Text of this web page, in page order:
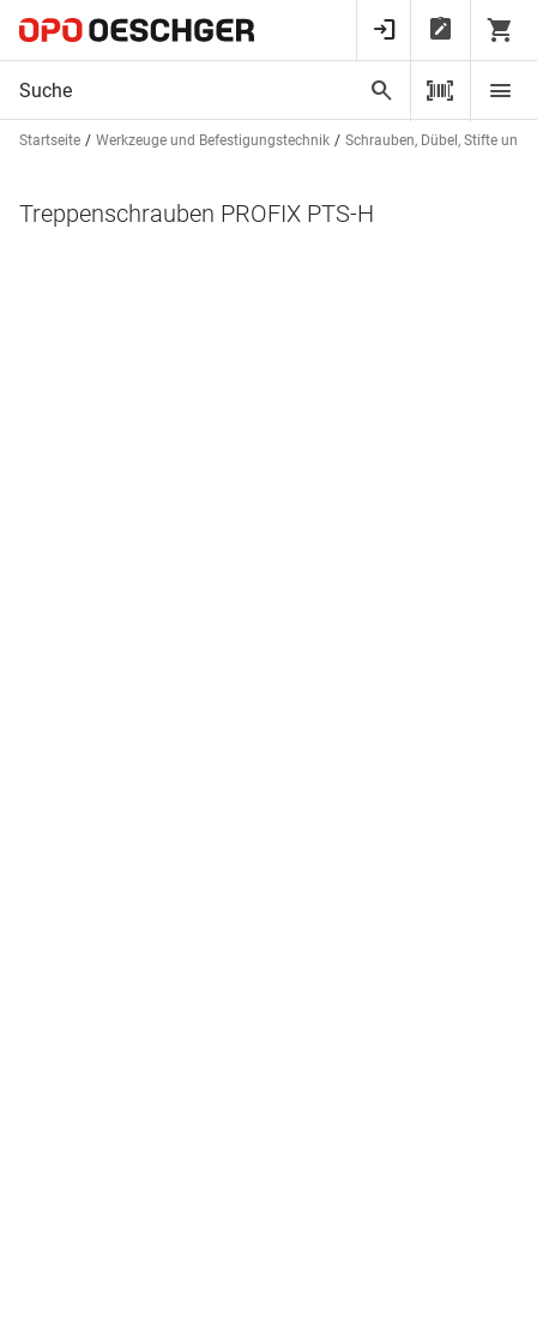
Startseite Werkzeuge und Befestigungstechnik Schrauben, Dübel, Stifte und
Treppenschrauben PROFIX PTS-H